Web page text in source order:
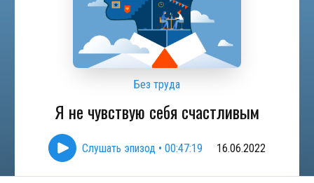
Без труда
Я не чувствую себя счастливым
Слушать эпизод • 00:47:19 16.06.2022